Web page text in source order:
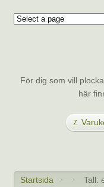
För dig som vill
här
Startsida > >
Tall: